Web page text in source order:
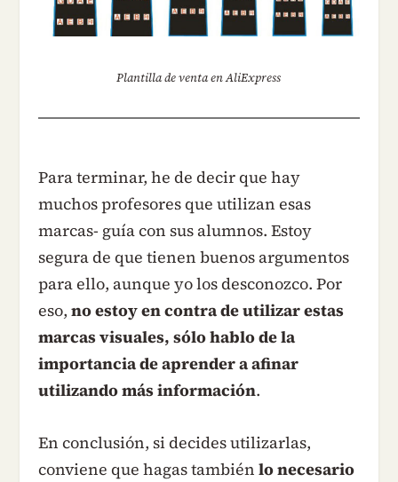
Plantilla de venta en AliExpress
Para terminar, he de decir que hay
muchos profesores que utilizan esas
marcas- guía con sus alumnos. Estoy
segura de que tienen buenos argumentos
para ello, aunque yo los desconozco. Por
eso, no estoy en contra de utilizar estas
marcas visuales, sólo hablo de la
importancia de aprender a afinar
utilizando más información.
En conclusión, si decides utilizarlas,
conviene que hagas también lo necesario